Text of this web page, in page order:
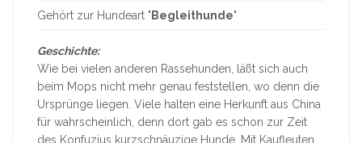
Gehört zur Hundeart "Begleithunde"
Geschichte:
Wie bei vielen anderen Rassehunden, läßt sich auch
beim Mops nicht mehr genau feststellen, wo denn die
Ursprünge liegen. Viele halten eine Herkunft aus China
für wahrscheinlich, denn dort gab es schon zur Zeit
des Konfuzius kurzschnäuzige Hunde. Mit Kaufleuten